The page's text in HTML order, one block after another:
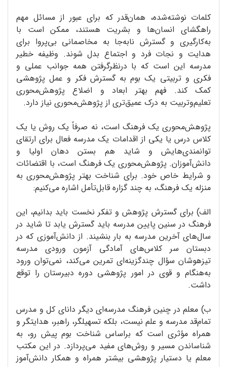
کلمات نوشته‌شده، همان‌قدر که برای عبور از مسائل مهم
راهگشای انسان‌ها و بشریت هستند، ممکن است با
به‌کارگیری و گسترش نابه‌جا به مخاصمانی بی‌پروا برای
هدایت و نجات فرد و اجتماع بدل شوند. وظیفه خطیر
مدرسه این است که با درنظرگرفتن همه جوانب عملی و
فکری و تربیتی یک بوم به گسترش فکر و عمل پژوهشی
کمک کند. فهم بهتر ابعاد و اضلاع پژوهش‌محوری
تعلیم‌و‌تربیت به درک عمیق‌تری از پژوهش‌محوری نیاز دارد.
پژوهش‌محوری یک فرهنگ است، نه صرفاً یک روش یا یک
کلاس درس یا یکی از اقدامات یک مدرسه فعال برای ارتقای
توانمندی‌هایش و شاید هم بستن دهان اولیا و
دانش‌آموزان. پژوهش‌محوری یک فرهنگ است، با اقتضائات
و شرایط خاص خود. برای شناخت بهتر پژوهش‌محوری به
منزله یک فرهنگ، به چند گزاره قابل‌تأمل اشاره می‌کنیم:
الف) برای گسترش پژوهش‌ و تفکر نخست باید بدانیم، این
فرهنگ در سنین پایین مدرسه باید گسترش یابد تا شاید در
سال‌های آخرین مدرسه به بار بنشیند. از دانش‌آموزی که در
دبستان سر کلاس‌های آمادگی آزمون ورودی مدرسه
تیزهوشان سؤال چندگزینه‌ای تمرین می‌کند، نمی‌توان ورود
به‌هنگام و قوی در امور پژوهشی دوره‌ دبیرستان را توقع
داشت.
ب) معلم در چنین فرهنگ مدرسه‌ای دیگر دانای کل و مدرس
تمام‌قد مدرسه و علم نیست، بلکه تسهیلگر، راهبر‏، هدایتگر و
همراه مؤثری است که براساس شناخت بوم پیش رو، به
شناساندن مسیر و روش‌های مفید می‌پردازد. در این مکتب
معلم یا دستیار پژوهشی بیشتر همراه و همکار دانش‌آموز